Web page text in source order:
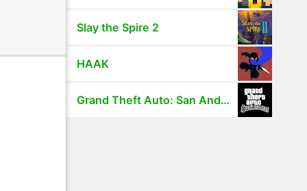
Slay the Spire 2
HAAK
Grand Theft Auto: San Andreas